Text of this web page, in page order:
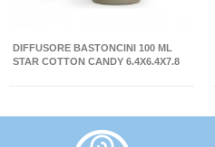
DIFFUSORE BASTONCINI 100 ML
STAR COTTON CANDY 6.4X6.4X7.8